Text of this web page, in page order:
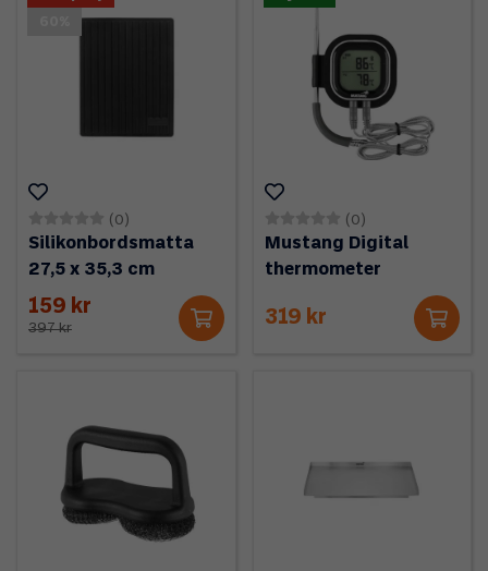
(0)
Silikonbordsmatta
27,5 x 35,3 cm
159 kr
397 kr
(0)
Mustang Digital
thermometer
319 kr